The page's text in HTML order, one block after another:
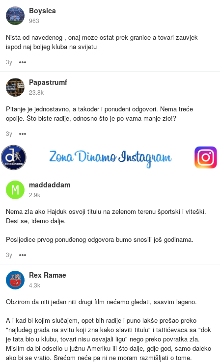
Boysica
963
Nista od navedenog , onaj moze ostat prek granice a tovari zauvjek
ispod naj boljeg kluba na svijetu
3y
Papastrumf
23.8k
Pitanje je jednostavno, a također i ponuđeni odgovori. Nema treće
opcije. Što biste radije, odnosno što je po vama manje zlo!?
3y
maddaddam
2.9k
Nema zla ako Hajduk osvoji titulu na zelenom terenu športski i viteški.
Desi se, idemo dalje.
Posljedice prvog ponuđenog odgovora bumo snosili još godinama.
3y
Rex Ramae
4.3k
Obzirom da niti jedan niti drugi film nećemo gledati, sasvim lagano.
A i kad bi kojim slučajem, opet bih radije i puno lakše prešao preko
"najluđeg grada na svitu koji zna kako slaviti titulu" i tattićevaca sa "dok
je tata bio u klubu, tovari nisu osvajali ligu" nego preko povratka zla.
Mislim da bi odselio u južnu Ameriku ili što dalje, gdje god, samo daleko
ako bi se vratio. Srećom neće pa ni ne moram razmišljati o tome.